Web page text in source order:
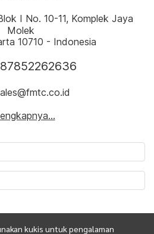
kukis untuk pengalaman
I No. 10-11, ‎Komplek Jaya
Molek
10710 - Indonesia